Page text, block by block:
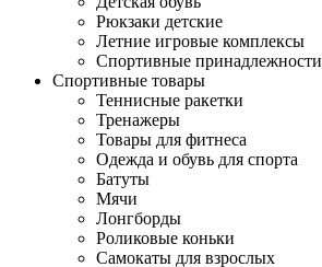
Рюкзаки детские
Летние игровые комплексы
Спортивные принадлежности
Спортивные товары
Теннисные ракетки
Тренажеры
Товары для фитнеса
Одежда и обувь для спорта
Батуты
Мячи
Лонгборды
Роликовые коньки
Самокаты для взрослых